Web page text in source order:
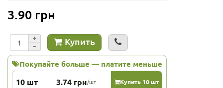
3.90 грн
Купить
Покупайте больше — платите меньше
10 шт 3.74 грн/шт Купить 10 шт